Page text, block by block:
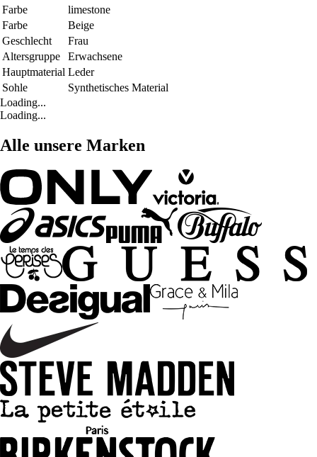
Farbe
limestone
Farbe
Beige
Geschlecht
Frau
Altersgruppe
Erwachsene
Hauptmaterial Leder
Sohle
Synthetisches Material
Loading...
Loading...
Alle unsere Marken